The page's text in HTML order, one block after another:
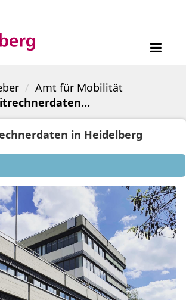
Amt für Mobilität
in Heidelberg